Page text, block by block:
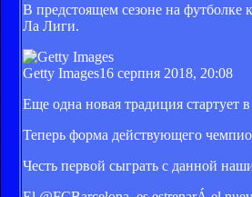
В предстоящем сезоне на футболке
Ла Лиги.
Getty Images16 серпня 2018, 20:08
Еще одна новая традиция стартует
Теперь форма действующего
Честь первой сыграть с данной